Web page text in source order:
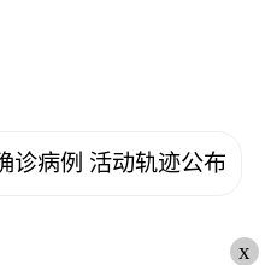
诊病例 活动轨迹公布
x